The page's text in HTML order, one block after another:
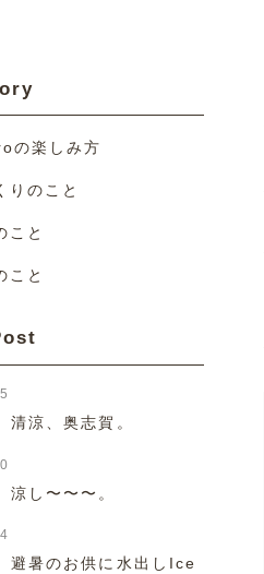
の楽しみ方
りのこと
こと
こと
清涼、奥志賀。
涼し〜〜〜。
避暑のお供に水出しIce